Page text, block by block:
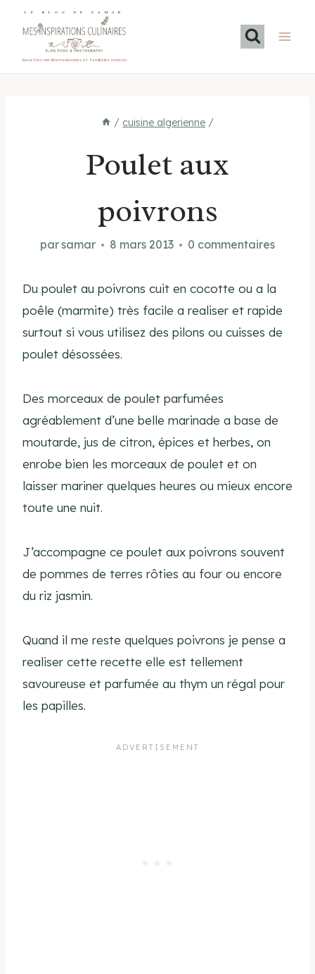
LE BLOG DE SAMAR
Recettes méditerranéennes et familiales maison
/ cuisine algerienne /
Poulet aux
poivrons
parsamar 8 mars 2013 0 commentaires
Du poulet au poivrons cuit en cocotte ou a la
poêle (marmite) très facile a realiser et rapide
surtout si vous utilisez des pilons ou cuisses de
poulet désossées.
Des morceaux de poulet parfumées
agréablement d’une belle marinade a base de
moutarde, jus de citron, épices et herbes, on
enrobe bien les morceaux de poulet et on
laisser mariner quelques heures ou mieux encore
toute une nuit.
J’accompagne ce poulet aux poivrons souvent
de pommes de terres rôties au four ou encore
du riz jasmin.
Quand il me reste quelques poivrons je pense a
realiser cette recette elle est tellement
savoureuse et parfumée au thym un régal pour
les papilles.